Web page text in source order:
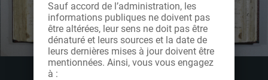
Sauf accord de l’administration, les
informations publiques ne doivent pas
être altérées, leur sens ne doit pas être
dénaturé et leurs sources et la date de
leurs dernières mises à jour doivent être
mentionnées. Ainsi, vous vous engagez
à :